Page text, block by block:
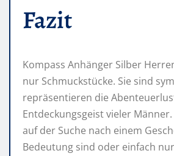
Fazit
Kompass Anhänger Silber
nur Schmuckstücke. Sie sind
repräsentieren die
Entdeckungsgeist vieler Männer.
auf der Suche nach einem
Bedeutung sind oder einfach